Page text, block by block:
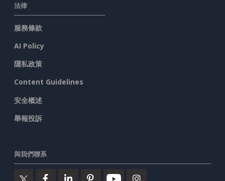
法律
服務條款
AI Policy
隱私政策
Content Guidelines
安全概述
舉報投訴
與我們聯系